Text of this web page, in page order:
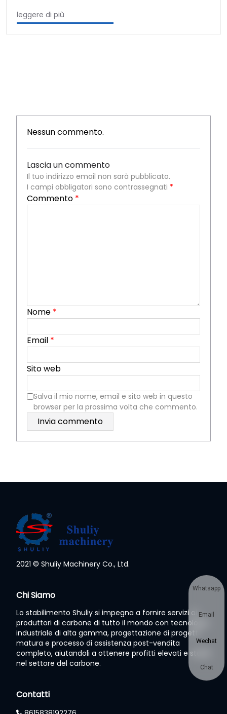
leggere di più
Nessun commento.
Lascia un commento
Il tuo indirizzo email non sarà pubblicato.
I campi obbligatori sono contrassegnati *
Commento *
Nome *
Email *
Sito web
Salva il mio nome, email e sito web in questo
browser per la prossima volta che commento.
2021 © Shuliy Machinery Co., Ltd.
Chi Siamo
Lo stabilimento Shuliy si impegna a fornire servizi ai
produttori di carbone di tutto il mondo con tecnologia
industriale di alta gamma, progettazione di progetti
matura e processo di assistenza post-vendita
completo, aiutandoli a ottenere profitti elevati e stabili
nel settore del carbone.
Contatti
Whatsapp
Email
Wechat
Chat